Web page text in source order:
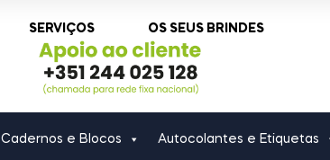
SERVIÇOS OS SEUS BRINDES
Cadernos e Blocos Autocolantes e Etiquetas